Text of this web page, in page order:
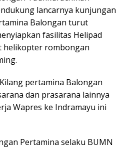
lancarnya kunjungan
Balongan turut
fasilitas Helipad
helikopter rombongan
pertamina Balongan
dan prasarana lainnya
Wapres ke Indramayu ini
Pertamina selaku BUMN